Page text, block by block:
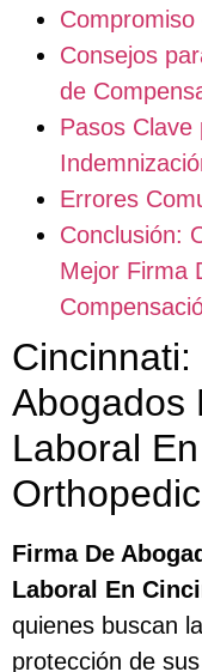
Consejos
de
Pasos
Errores
Conclusión:
Mejor Firma
Abogados
Laboral
Firma De
Laboral En
quienes buscan
protección de